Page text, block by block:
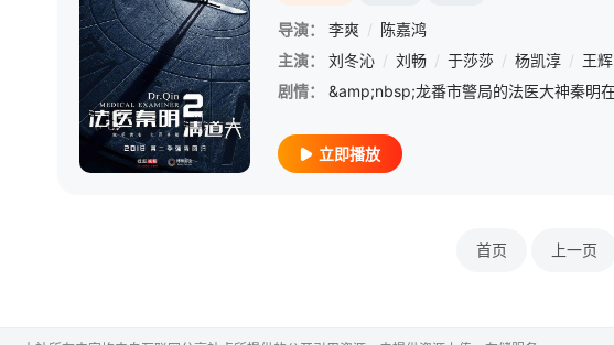
导演： 李爽 / 陈嘉鸿
主演：
刘冬沁 / 刘畅 / 于莎莎 / 杨凯淳 / 王辉
剧情：
立即播放
首页 上一页